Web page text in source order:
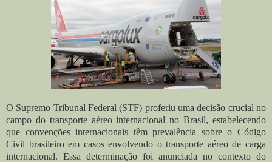
O Supremo Tribunal Federal (STF) proferiu uma decisão crucial no
campo do transporte aéreo internacional no Brasil, estabelecendo
que convenções internacionais têm prevalência sobre o Código
Civil brasileiro em casos envolvendo o transporte aéreo de carga
internacional. Essa determinação foi anunciada no contexto do